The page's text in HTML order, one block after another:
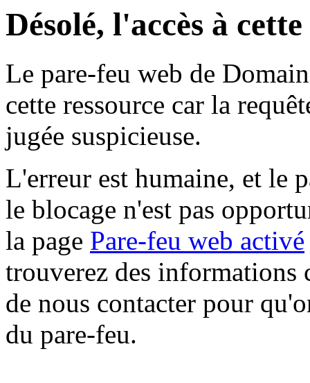
Désolé, l'accès à
Le pare-feu web de
cette ressource car la
jugée suspicieuse.
L'erreur est humaine, et le
le blocage n'est pas
la page Pare-feu web activé
trouverez des informations
de nous contacter pour
du pare-feu.